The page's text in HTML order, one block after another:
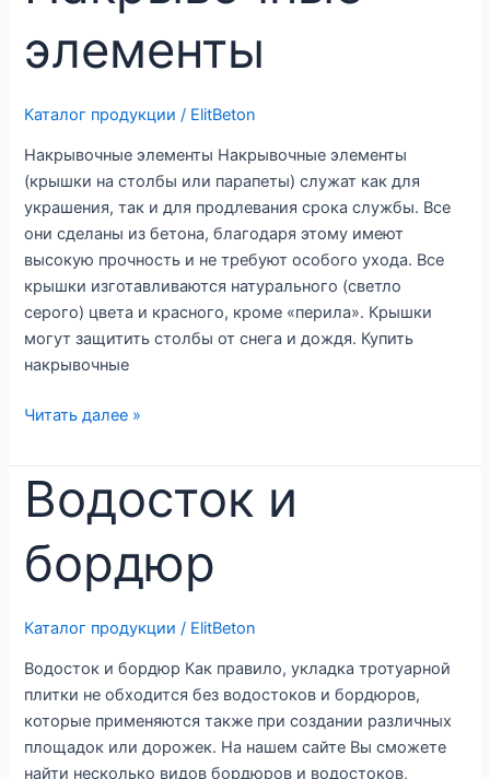
элементы
Каталог продукции / ElitBeton
Накрывочные элементы Накрывочные элементы
(крышки на столбы или парапеты) служат как для
украшения, так и для продлевания срока службы. Все
они сделаны из бетона, благодаря этому имеют
высокую прочность и не требуют особого ухода. Все
крышки изготавливаются натурального (светло
серого) цвета и красного, кроме «перила». Крышки
могут защитить столбы от снега и дождя. Купить
накрывочные
Накрывочные
Читать далее »
Водосток и
бордюр
Каталог продукции / ElitBeton
Водосток и бордюр Как правило, укладка тротуарной
плитки не обходится без водостоков и бордюров,
которые применяются также при создании различных
площадок или дорожек. На нашем сайте Вы сможете
найти несколько видов бордюров и водостоков,